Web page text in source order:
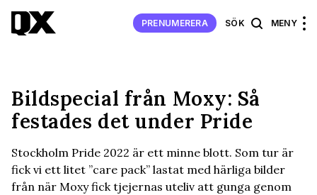
PRENUMERERA SÖK MENY
Bildspecial från Moxy: Så
festades det under Pride
Stockholm Pride 2022 är ett minne blott. Som tur är
fick vi ett litet ”care pack” lastat med härliga bilder
från när Moxy fick tjejernas uteliv att gunga genom